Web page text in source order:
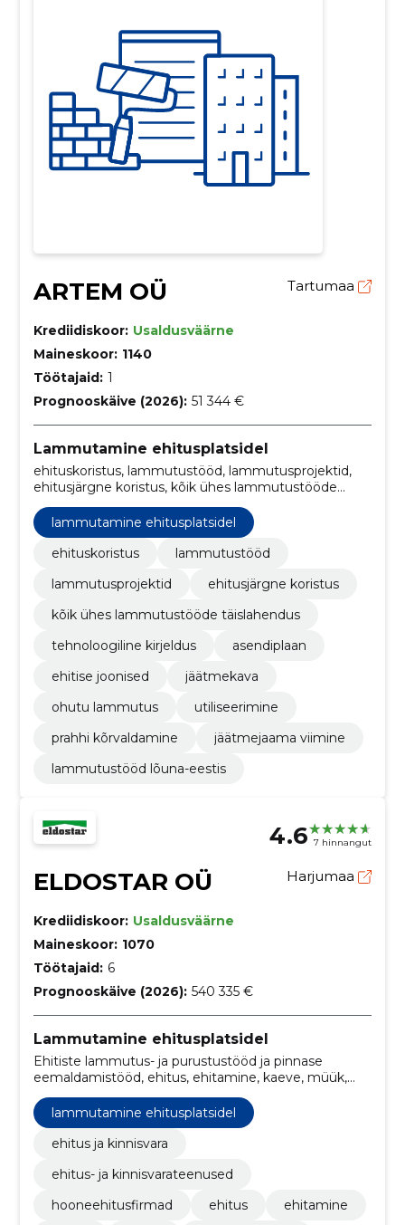
ARTEM OÜ Tartumaa
Krediidiskoor: Usaldusväärne
Maineskoor: 1140
Töötajaid: 1
Prognooskäive (2026): 51 344 €
Lammutamine ehitusplatsidel
ehituskoristus, lammutustööd, lammutusprojektid,
ehitusjärgne koristus, kõik ühes lammutustööde
täislahendus, tehnoloogiline kirjeldus, asendiplaan,
ehitise joonised, jäätmekava, ohutu lammutus
lammutamine ehitusplatsidel
ehituskoristus
lammutustööd
lammutusprojektid
ehitusjärgne koristus
kõik ühes lammutustööde täislahendus
tehnoloogiline kirjeldus
asendiplaan
ehitise joonised
jäätmekava
ohutu lammutus
utiliseerimine
prahhi kõrvaldamine
jäätmejaama viimine
lammutustööd lõuna-eestis
4.6 7 hinnangut
ELDOSTAR OÜ Harjumaa
Krediidiskoor: Usaldusväärne
Maineskoor: 1070
Töötajaid: 6
Prognooskäive (2026): 540 335 €
Lammutamine ehitusplatsidel
Ehitiste lammutus- ja purustustööd ja pinnase
eemaldamistööd, ehitus, ehitamine, kaeve, müük,
lammutustööd, pinnasetÖÖd, masinapark,
roomikekskavaatorid, Materjalide müük
lammutamine ehitusplatsidel
ehitus ja kinnisvara
ehitus- ja kinnisvarateenused
hooneehitusfirmad
ehitus ehitamine